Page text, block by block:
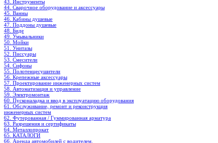
43. Инструменты
44. Сварочное оборудование и аксессуары
45. Ванны
46. Кабины душевые
47. Поддоны душевые
48. Биде
49. Умывальники
50. Мойки
51. Унитазы
52. Писсуары
53. Смесители
54. Сифоны
55. Полотенцесушители
56. Крепежные аксессуары
57. Проектирование инженерных систем
58. Автоматизация и управление
59. Электромонтаж
60. Пусконаладка и ввод в эксплуатацию оборудования
61. Обслуживание, ремонт и реконструкция
инженерных систем
62. Футерованная / Гуммированная арматура
63. Разрешения и сертификаты
64. Металлопрокат
65. КАТАЛОГИ
66. Аренда автомобилей с водителем.